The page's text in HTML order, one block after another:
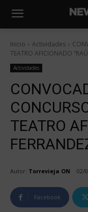
Inicio Actividades
TEATRO AFICIONADO
Actividades
TEATRO
Autor: Torrevieja ON 02/
Facebook